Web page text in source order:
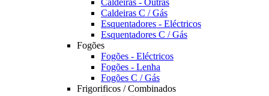
Caldeiras - Outras
Caldeiras C / Gás
Esquentadores - Eléctricos
Esquentadores C / Gás
Fogões
Fogões - Eléctricos
Fogões - Lenha
Fogões C / Gás
Frigorificos / Combinados